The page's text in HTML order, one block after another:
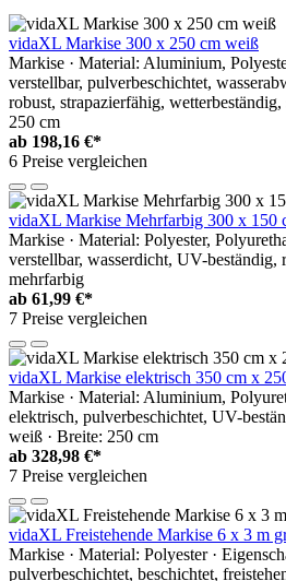
vidaXL Markise 300 x 250 cm weiß
Markise · Material: Aluminium,
verstellbar, pulverbeschichtet,
robust, strapazierfähig,
250 cm
ab 198,16 €*
6 Preise vergleichen
vidaXL Markise Mehrfarbig 300 x 150
Markise · Material: Polyester,
verstellbar, wasserdicht, UV-beständig,
mehrfarbig
ab 61,99 €*
7 Preise vergleichen
vidaXL Markise elektrisch 350 cm x
Markise · Material: Aluminium,
elektrisch, pulverbeschichtet, UV-
weiß · Breite: 250 cm
ab 328,98 €*
7 Preise vergleichen
vidaXL Freistehende Markise 6 x 3 m
Markise · Material: Polyester ·
pulverbeschichtet, beschichtet,